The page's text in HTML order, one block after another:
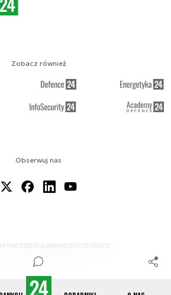
Obserwuj nas
REGULAMINRSS COOKIES
Zobacz również